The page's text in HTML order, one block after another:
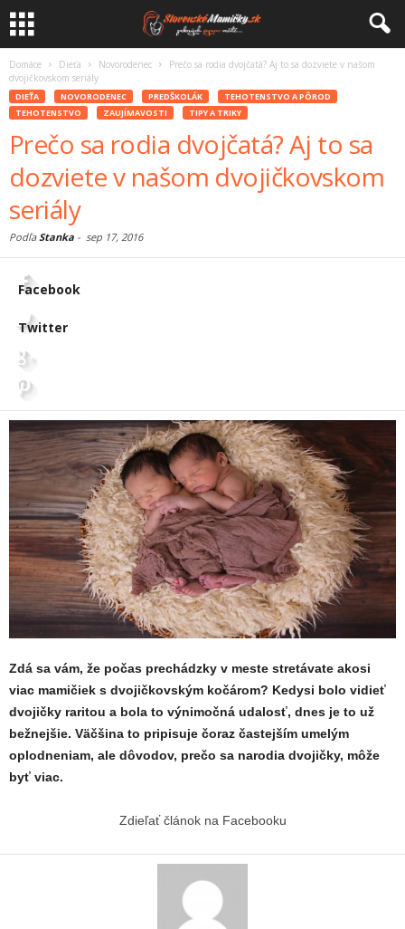
Domáce Dieťa Novorodenec
Prečo sa rodia dvojčatá? Aj to sa dozviete v našom
dvojičkovskom seriály
DIEŤA NOVORODENEC PREDŠKOLÁK
TEHOTENSTVO A PÔROD
TEHOTENSTVO
ZAUJÍMAVOSTI TIPY A TRIKY
Prečo sa rodia dvojčatá? Aj to sa
dozviete v našom dvojičkovskom
seriály
PodľaStanka - sep 17, 2016
Facebook
Twitter
Zdá sa vám, že počas prechádzky v meste stretávate akosi
viac mamičiek s dvojičkovským kočárom? Kedysi bolo vidieť
dvojičky raritou a bola to výnimočná udalosť, dnes je to už
bežnejšie. Väčšina to pripisuje čoraz častejším umelým
oplodneniam, ale dôvodov, prečo sa narodia dvojičky, môže
byť viac.
Zdieľať článok na Facebooku